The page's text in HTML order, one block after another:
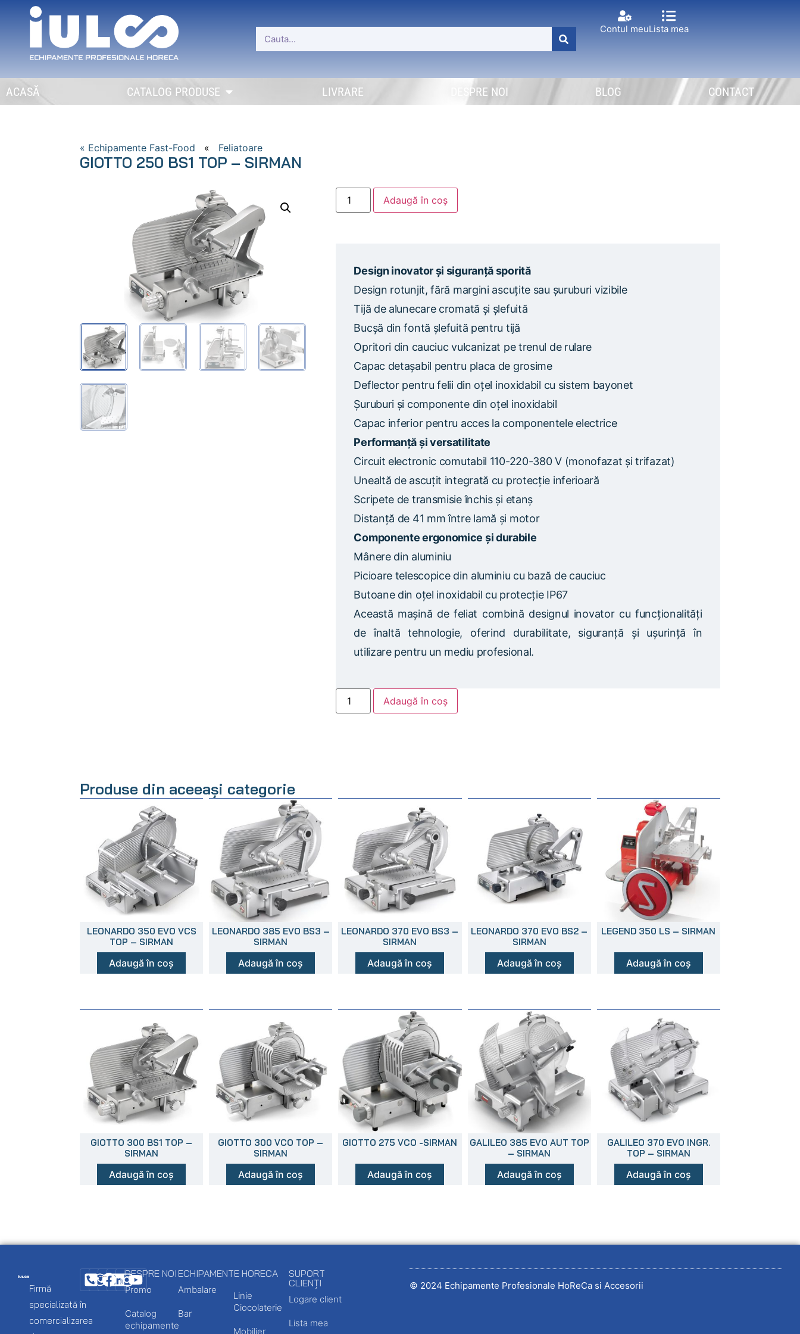
Contul meuLista mea
ACASĂ CATALOG PRODUSE LIVRARE DESPRE NOI BLOG CONTACT
« Echipamente Fast-Food « Feliatoare
GIOTTO 250 BS1 TOP – SIRMAN
Adaugă în coș
Design inovator și siguranță sporită
Design rotunjit, fără margini ascuțite sau șuruburi vizibile
Tijă de alunecare cromată și șlefuită
Bucșă din fontă șlefuită pentru tijă
Opritori din cauciuc vulcanizat pe trenul de rulare
Capac detașabil pentru placa de grosime
Deflector pentru felii din oțel inoxidabil cu sistem bayonet
Șuruburi și componente din oțel inoxidabil
Capac inferior pentru acces la componentele electrice
Performanță și versatilitate
Circuit electronic comutabil 110-220-380 V (monofazat și trifazat)
Unealtă de ascuțit integrată cu protecție inferioară
Scripete de transmisie închis și etanș
Distanță de 41 mm între lamă și motor
Componente ergonomice și durabile
Mânere din aluminiu
Picioare telescopice din aluminiu cu bază de cauciuc
Butoane din oțel inoxidabil cu protecție IP67
Această mașină de feliat combină designul inovator cu funcționalități
de înaltă tehnologie, oferind durabilitate, siguranță și ușurință în
utilizare pentru un mediu profesional.
Adaugă în coș
Produse din aceeași categorie
LEONARDO 350 EVO VCS
TOP – SIRMAN
Adaugă în coș
LEONARDO 385 EVO BS3 –
SIRMAN
Adaugă în coș
LEONARDO 370 EVO BS3 –
SIRMAN
Adaugă în coș
LEONARDO 370 EVO BS2 –
SIRMAN
Adaugă în coș
LEGEND 350 LS – SIRMAN
Adaugă în coș
GIOTTO 300 BS1 TOP –
SIRMAN
Adaugă în coș
GIOTTO 300 VCO TOP –
SIRMAN
Adaugă în coș
GIOTTO 275 VCO -SIRMAN
Adaugă în coș
GALILEO 385 EVO AUT TOP
– SIRMAN
Adaugă în coș
GALILEO 370 EVO INGR.
TOP – SIRMAN
Adaugă în coș
Firmă
specializată în
comercializarea
DESPRE NOI
Promo
Catalog
echipamente
ECHIPAMENTE HORECA
Ambalare
Bar
Linie
Ciocolaterie
Mobilier
SUPORT
CLIENȚI
Logare client
Lista mea
© 2024 Echipamente Profesionale HoReCa si Accesorii